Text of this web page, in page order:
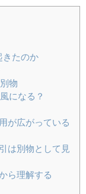
きたのか
物
になる？
が広がっている
は別物として見
ら理解する